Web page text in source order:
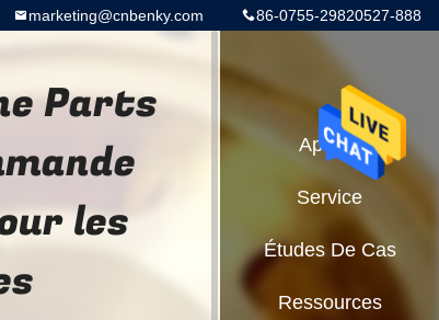
86-0755-29820527-888
marketing@cnbenky.com
Parts
les
Aperçu
Service
Études De Cas
Ressources